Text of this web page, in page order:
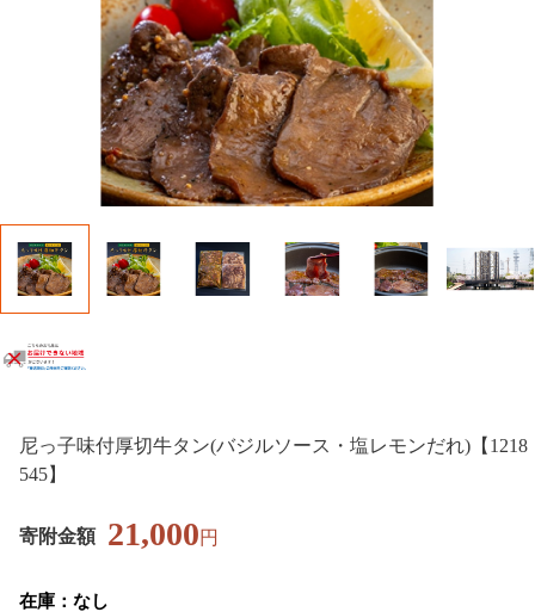
尼っ子味付厚切牛タン(バジルソース・塩レモンだれ)【1218
545】
寄附金額 21,000円
在庫：なし